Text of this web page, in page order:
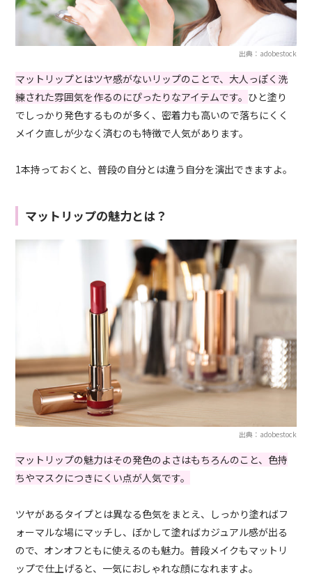
出典：adobestock
マットリップとはツヤ感がないリップのことで、大人っぽく洗
練された雰囲気を作るのにぴったりなアイテムです。 ひと塗り
でしっかり発色するものが多く、密着力も高いので落ちにくく
メイク直しが少なく済むのも特徴で人気があります。
1本持っておくと、普段の自分とは違う自分を演出できますよ。
マットリップの魅力とは？
出典：adobestock
マットリップの魅力はその発色のよさはもちろんのこと、色持
ちやマスクにつきにくい点が人気です。
ツヤがあるタイプとは異なる色気をまとえ、しっかり塗ればフ
ォーマルな場にマッチし、ぼかして塗ればカジュアル感が出る
ので、オンオフともに使えるのも魅力。普段メイクもマットリ
ップで仕上げると、一気におしゃれな顔になれますよ。